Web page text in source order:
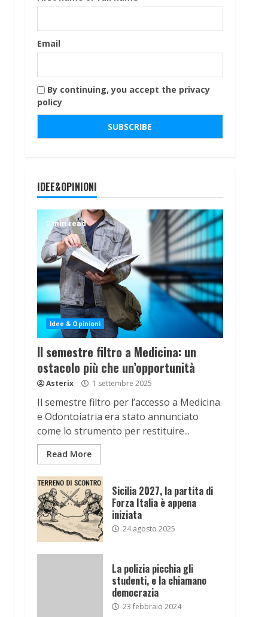
Email
By continuing, you accept the privacy
policy
IDEE&OPINIONI
2 min read
Idee & Opinioni
Il semestre filtro a Medicina: un
ostacolo più che un’opportunità
Asterix 1 settembre 2025
Il semestre filtro per l’accesso a Medicina
e Odontoiatria era stato annunciato
come lo strumento per restituire...
Read More
Sicilia 2027, la partita di
Forza Italia è appena
iniziata
24 agosto 2025
La polizia picchia gli
studenti, e la chiamano
democrazia
23 febbraio 2024